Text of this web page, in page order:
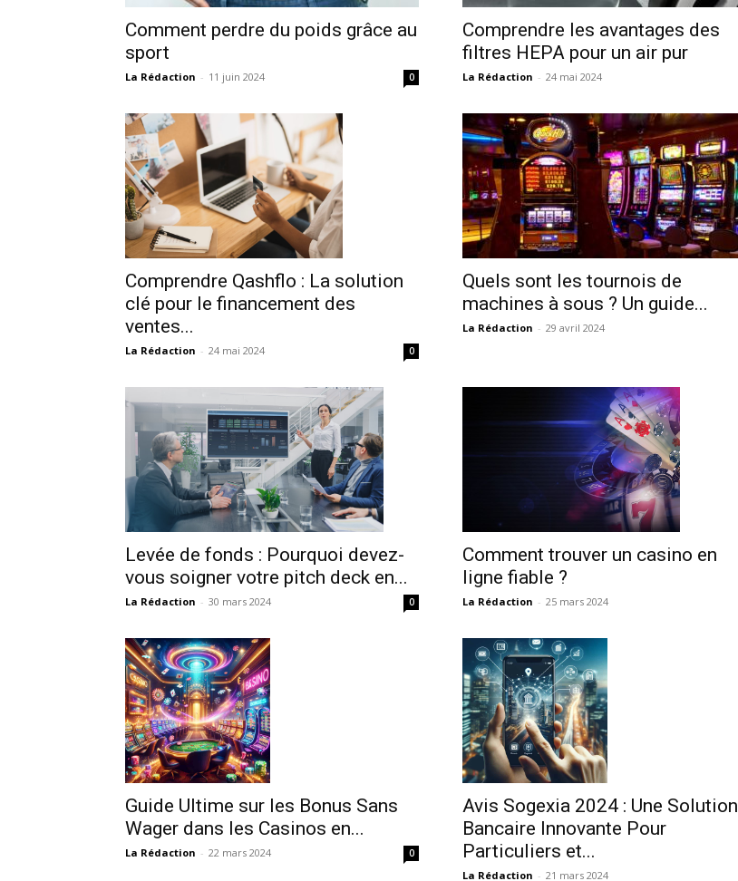
Comment perdre du poids grâce au
sport
La Rédaction - 11 juin 2024 0
Comprendre les avantages des
filtres HEPA pour un air pur
La Rédaction - 24 mai 2024
Comprendre Qashflo : La solution
clé pour le financement des
ventes...
La Rédaction - 24 mai 2024 0
Quels sont les tournois de
machines à sous ? Un guide...
La Rédaction - 29 avril 2024
Levée de fonds : Pourquoi devez-
vous soigner votre pitch deck en...
La Rédaction - 30 mars 2024 0
Comment trouver un casino en
ligne fiable ?
La Rédaction - 25 mars 2024
Guide Ultime sur les Bonus Sans
Wager dans les Casinos en...
La Rédaction - 22 mars 2024 0
Avis Sogexia 2024 : Une Solution
Bancaire Innovante Pour
Particuliers et...
La Rédaction - 21 mars 2024